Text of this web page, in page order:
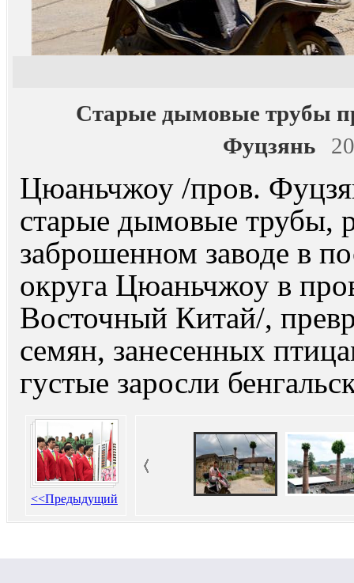
Старые дымовые трубы
Фуцзянь
Цюаньчжоу /пров.
старые дымовые трубы,
заброшенном заводе в
округа Цюаньчжоу в
Восточный Китай/,
семян, занесенных
густые заросли
<<Предыдущий